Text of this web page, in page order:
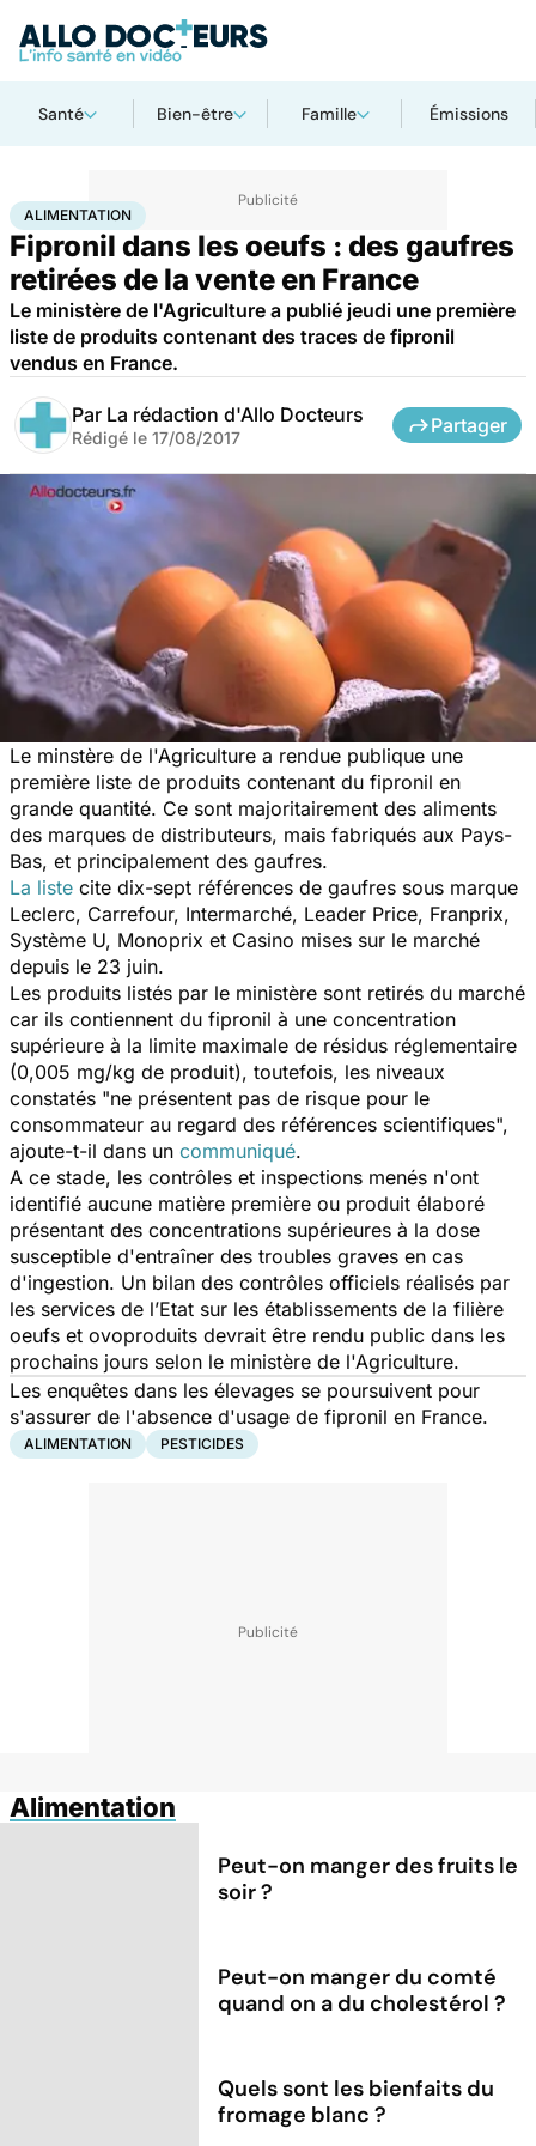
Santé Bien-être Famille Émissions
AccueilBien-être Nutrition Alimentation
ALIMENTATION
Fipronil dans les oeufs : des gaufres
retirées de la vente en France
Le ministère de l'Agriculture a publié jeudi une première
liste de produits contenant des traces de fipronil
vendus en France.
Par La rédaction d'Allo Docteurs
Rédigé le 17/08/2017
Partager
Le minstère de l'Agriculture a rendue publique une
première liste de produits contenant du fipronil en
grande quantité. Ce sont majoritairement des aliments
des marques de distributeurs, mais fabriqués aux Pays-
Bas, et principalement des gaufres.
La liste cite dix-sept références de gaufres sous marque
Leclerc, Carrefour, Intermarché, Leader Price, Franprix,
Système U, Monoprix et Casino mises sur le marché
depuis le 23 juin.
Les produits listés par le ministère sont retirés du marché
car ils contiennent du fipronil à une concentration
supérieure à la limite maximale de résidus réglementaire
(0,005 mg/kg de produit), toutefois, les niveaux
constatés "ne présentent pas de risque pour le
consommateur au regard des références scientifiques",
ajoute-t-il dans un communiqué.
A ce stade, les contrôles et inspections menés n'ont
identifié aucune matière première ou produit élaboré
présentant des concentrations supérieures à la dose
susceptible d'entraîner des troubles graves en cas
d'ingestion. Un bilan des contrôles officiels réalisés par
les services de l’Etat sur les établissements de la filière
oeufs et ovoproduits devrait être rendu public dans les
prochains jours selon le ministère de l'Agriculture.
Les enquêtes dans les élevages se poursuivent pour
s'assurer de l'absence d'usage de fipronil en France.
ALIMENTATION PESTICIDES
Alimentation
Peut-on manger des fruits le
soir ?
Peut-on manger du comté
quand on a du cholestérol ?
Quels sont les bienfaits du
fromage blanc ?